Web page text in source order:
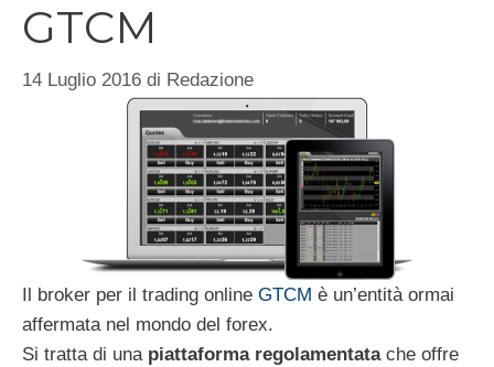
GTCM
14 Luglio 2016 di Redazione
Il broker per il trading online GTCM è un’entità ormai
affermata nel mondo del forex.
Si tratta di una piattaforma regolamentatache offre